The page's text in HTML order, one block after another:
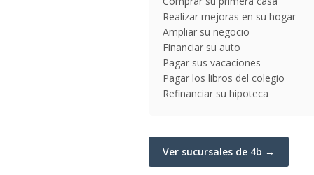
Realizar mejoras en su hogar
Ampliar su negocio
Financiar su auto
Pagar sus vacaciones
Pagar los libros del colegio
Refinanciar su hipoteca
Ver sucursales de 4b →